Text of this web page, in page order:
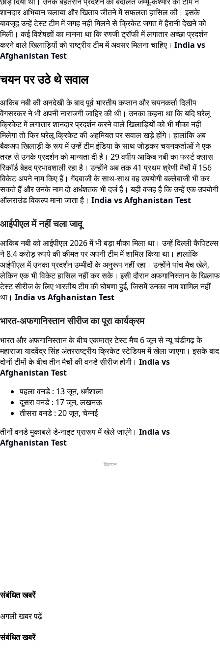
शानदार अभियान चलाया और खिताब जीतने में सफलता हासिल की। इसके
बावजूद उन्हें टेस्ट टीम में जगह नहीं मिलने से क्रिकेट जगत में हैरानी देखने को
मिली। कई विशेषज्ञों का मानना था कि रणजी ट्रॉफी में लगातार अच्छा प्रदर्शन
करने वाले खिलाड़ियों को राष्ट्रीय टीम में अवसर मिलना चाहिए। India vs
Afghanistan Test
चयन पर उठे थे सवाल
आकिब नबी की अनदेखी के बाद पूर्व भारतीय कप्तान और चयनकर्ता दिलीप
वेंगसरकर ने भी अपनी नाराजगी जाहिर की थी। उनका कहना था कि यदि घरेलू
क्रिकेट में लगातार शानदार प्रदर्शन करने वाले खिलाड़ियों को भी मौका नहीं
मिलेगा तो फिर घरेलू क्रिकेट की अहमियत पर सवाल खड़े होंगे। हालांकि अब
बैकअप खिलाड़ी के रूप में उन्हें टीम इंडिया के साथ जोड़कर चयनकर्ताओं ने एक
तरह से उनके प्रदर्शन को मान्यता दी है। 29 वर्षीय आकिब नबी का फर्स्ट क्लास
रिकॉर्ड बेहद प्रभावशाली रहा है। उन्होंने अब तक 41 प्रथम श्रेणी मैचों में 156
विकेट अपने नाम किए हैं। गेंदबाजी के साथ-साथ वह उपयोगी बल्लेबाजी भी कर
सकते हैं और उनके नाम दो अर्धशतक भी दर्ज हैं। यही वजह है कि उन्हें एक उपयोगी
ऑलराउंड विकल्प माना जाता है। India vs Afghanistan Test
आईपीएल में नहीं चला जादू
आकिब नबी को आईपीएल 2026 में भी बड़ा मौका मिला था। उन्हें दिल्ली कैपिटल्स
ने 8.4 करोड़ रुपये की कीमत पर अपनी टीम में शामिल किया था। हालांकि
आईपीएल में उनका प्रदर्शन उम्मीदों के अनुरूप नहीं रहा। उन्होंने पांच मैच खेले,
लेकिन एक भी विकेट हासिल नहीं कर सके। इसी दौरान अफगानिस्तान के खिलाफ
टेस्ट सीरीज के लिए भारतीय टीम की घोषणा हुई, जिसमें उनका नाम शामिल नहीं
था। India vs Afghanistan Test
भारत-अफगानिस्तान सीरीज का पूरा कार्यक्रम
भारत और अफगानिस्तान के बीच एकमात्र टेस्ट मैच 6 जून से न्यू चंडीगढ़ के
महाराजा यादवेंद्र सिंह अंतरराष्ट्रीय क्रिकेट स्टेडियम में खेला जाएगा। इसके बाद
दोनों टीमों के बीच तीन मैचों की वनडे सीरीज होगी। India vs
Afghanistan Test
पहला वनडे : 13 जून, धर्मशाला
दूसरा वनडे : 17 जून, लखनऊ
तीसरा वनडे : 20 जून, चेन्नई
तीनों वनडे मुकाबले डे-नाइट प्रारूप में खेले जाएंगे। India vs
Afghanistan Test
विज्ञापन
संबंधित खबरें
अगली खबर पढ़ें
संबंधित खबरें